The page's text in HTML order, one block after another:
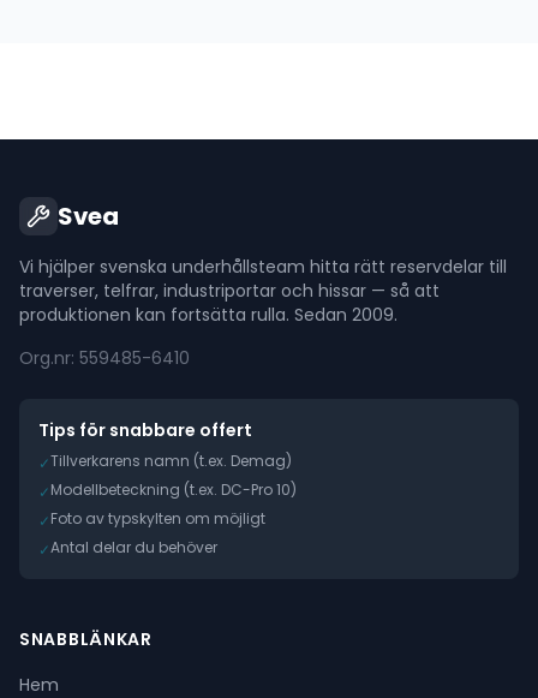
Svea
Vi hjälper svenska underhållsteam hitta rätt reservdelar till
traverser, telfrar, industriportar och hissar — så att
produktionen kan fortsätta rulla. Sedan 2009.
Org.nr: 559485-6410
Tips för snabbare offert
✓Tillverkarens namn (t.ex. Demag)
✓Modellbeteckning (t.ex. DC-Pro 10)
✓Foto av typskylten om möjligt
✓Antal delar du behöver
SNABBLÄNKAR
Hem